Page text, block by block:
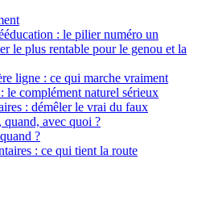
: le pilier numéro un
le plus rentable pour le genou et la
ligne : ce qui marche vraiment
le complément naturel sérieux
: démêler le vrai du faux
avec quoi ?
?
: ce qui tient la route